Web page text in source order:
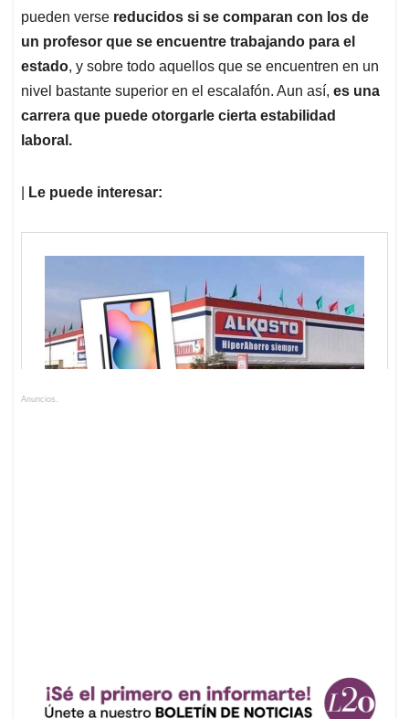
pueden verse reducidos si se comparan con los de
un profesor que se encuentre trabajando para el
estado, y sobre todo aquellos que se encuentren en un
nivel bastante superior en el escalafón. Aun así, es una
carrera que puede otorgarle cierta estabilidad
laboral.
Le puede interesar:
Anuncios.